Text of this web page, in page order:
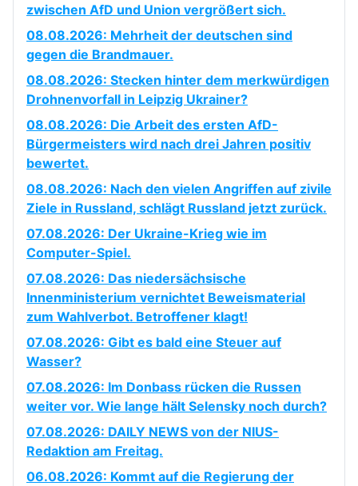
zwischen AfD und Union vergrößert sich.
08.08.2026: Mehrheit der deutschen sind
gegen die Brandmauer.
08.08.2026: Stecken hinter dem merkwürdigen
Drohnenvorfall in Leipzig Ukrainer?
08.08.2026: Die Arbeit des ersten AfD-
Bürgermeisters wird nach drei Jahren positiv
bewertet.
08.08.2026: Nach den vielen Angriffen auf zivile
Ziele in Russland, schlägt Russland jetzt zurück.
07.08.2026: Der Ukraine-Krieg wie im
Computer-Spiel.
07.08.2026: Das niedersächsische
Innenministerium vernichtet Beweismaterial
zum Wahlverbot. Betroffener klagt!
07.08.2026: Gibt es bald eine Steuer auf
Wasser?
07.08.2026: Im Donbass rücken die Russen
weiter vor. Wie lange hält Selensky noch durch?
07.08.2026: DAILY NEWS von der NIUS-
Redaktion am Freitag.
06.08.2026: Kommt auf die Regierung der